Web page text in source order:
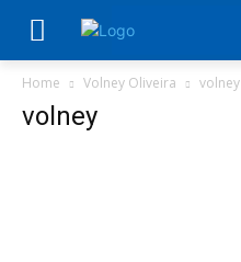
Home Volney Oliveira volney
volney